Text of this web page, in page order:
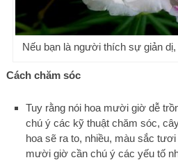
Nếu bạn là người thích sự giản
Cách chăm sóc
Tuy rằng nói hoa mười giờ dễ
chú ý các kỹ thuật chăm sóc,
hoa sẽ ra to, nhiều, màu sắc
mười giờ cần chú ý các yếu tố